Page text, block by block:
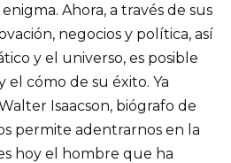
Ahora, a través de sus
negocios y política, así
y el universo, es posible
cómo de su éxito. Ya
Isaacson, biógrafo de
permite adentrarnos en la
hoy el hombre que ha